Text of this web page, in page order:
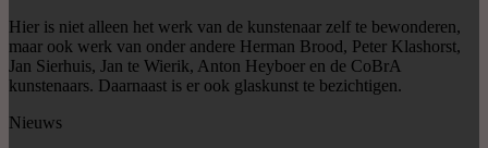
Hier is niet alleen het werk van de kunstenaar zelf te bewonderen,
maar ook werk van onder andere Herman Brood, Peter Klashorst,
Jan Sierhuis, Jan te Wierik, Anton Heyboer en de CoBrA
kunstenaars. Daarnaast is er ook glaskunst te bezichtigen.
Nieuws